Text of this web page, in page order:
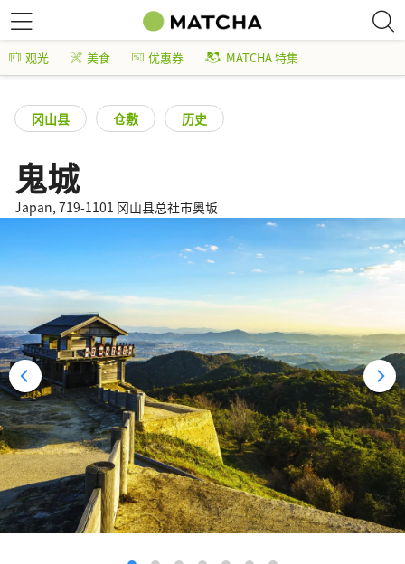
观光 美食 优惠券 MATCHA 特集
冈山县 仓敷 历史
鬼城
Japan, 719-1101 冈山县总社市奥坂